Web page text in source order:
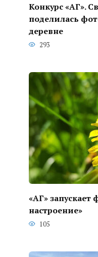
Конкурс «АГ».
поделилась
деревне
293
«АГ» запускает
настроение»
105